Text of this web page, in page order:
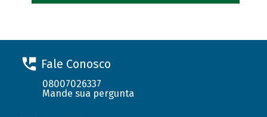
Fale Conosco
08007026337
Mande sua pergunta